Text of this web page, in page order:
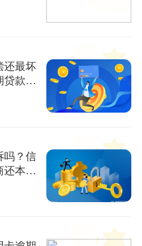
还最坏
贷款不
吗？信
还本金